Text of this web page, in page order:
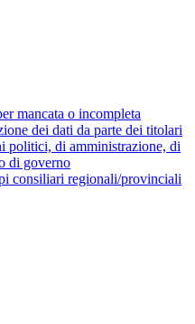
mancata o incompleta
dei dati da parte dei titolari
politici, di amministrazione, di
di governo
consiliari regionali/provinciali